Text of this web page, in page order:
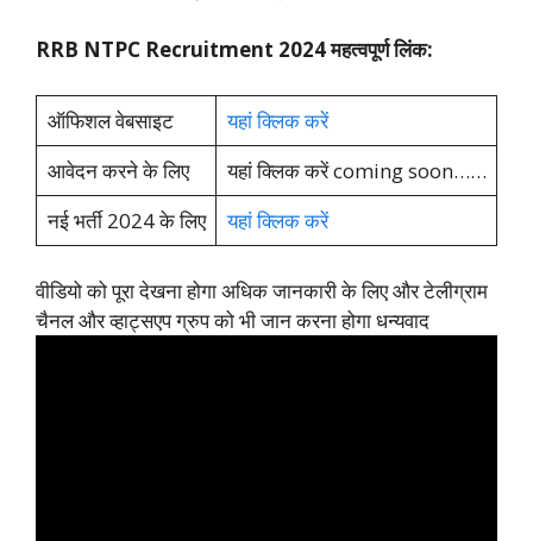
RRB NTPC Recruitment 2024 महत्वपूर्ण लिंक:
ऑफिशल वेबसाइट
यहां क्लिक करें
आवेदन करने के लिए
यहां क्लिक करें coming soon……
नई भर्ती 2024 के लिए
यहां क्लिक करें
वीडियो को पूरा देखना होगा अधिक जानकारी के लिए और टेलीग्राम
चैनल और व्हाट्सएप ग्रुप को भी जान करना होगा धन्यवाद